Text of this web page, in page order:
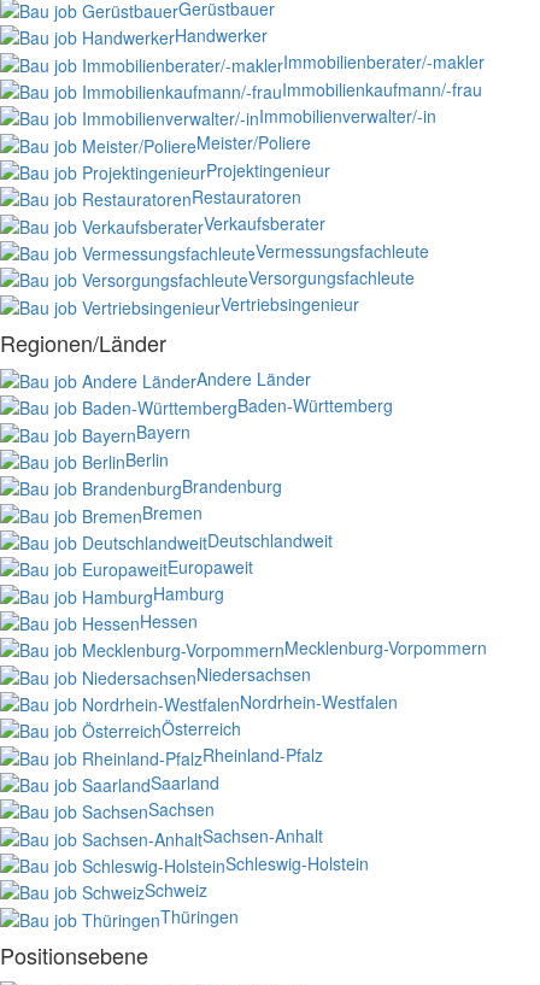
Gerüstbauer
Handwerker
Immobilienberater/-makler
Immobilienkaufmann/-frau
Immobilienverwalter/-in
Meister/Poliere
Projektingenieur
Restauratoren
Verkaufsberater
Vermessungsfachleute
Versorgungsfachleute
Vertriebsingenieur
Regionen/Länder
Andere Länder
Baden-Württemberg
Bayern
Berlin
Brandenburg
Bremen
Deutschlandweit
Europaweit
Hamburg
Hessen
Mecklenburg-Vorpommern
Niedersachsen
Nordrhein-Westfalen
Österreich
Rheinland-Pfalz
Saarland
Sachsen
Sachsen-Anhalt
Schleswig-Holstein
Schweiz
Thüringen
Positionsebene